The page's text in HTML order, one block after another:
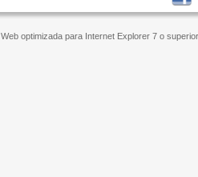
Web optimizada para Internet Explorer 7 o